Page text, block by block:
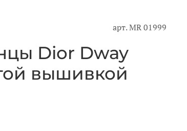
арт.MR 01999
Dior Dway
вышивкой